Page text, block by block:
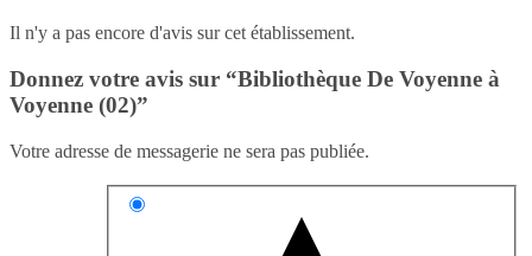
Il n'y a pas encore d'avis sur cet établissement.
Donnez votre avis sur “Bibliothèque De Voyenne à
Voyenne (02)”
Votre adresse de messagerie ne sera pas publiée.